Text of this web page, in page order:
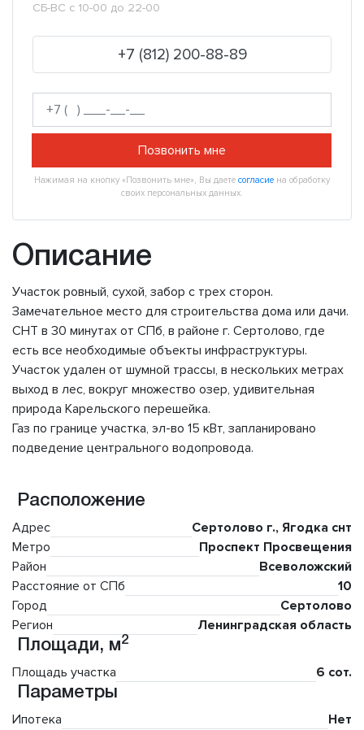
СБ-ВС с 10-00 до 22-00
+7 (812) 200-88-89
Позвонить мне
Нажимая на кнопку «Позвонить мне», Вы даете согласие на обработку
своих персональных данных.
Описание
Участок ровный, сухой, забор с трех сторон.
Замечательное место для строительства дома или дачи.
СНТ в 30 минутах от СПб, в районе г. Сертолово, где
есть все необходимые объекты инфраструктуры.
Участок удален от шумной трассы, в нескольких метрах
выход в лес, вокруг множество озер, удивительная
природа Карельского перешейка.
Газ по границе участка, эл-во 15 кВт, запланировано
подведение центрального водопровода.
Расположение
Адрес
Сертолово г., Ягодка снт
Метро
Проспект Просвещения
Район
Всеволожский
Расстояние от СПб
10
Город
Сертолово
Регион
Ленинградская область
Площади, м2
Площадь участка
6 сот.
Параметры
Ипотека
Нет